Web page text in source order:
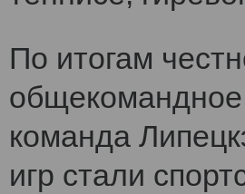
По итогам
команда
игр стали